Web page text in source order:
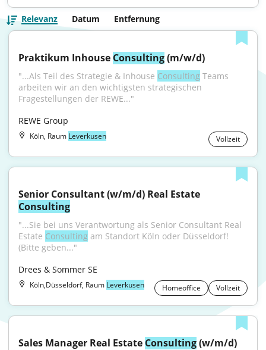
Relevanz Datum Entfernung
Praktikum Inhouse Consulting (m/w/d)
"...Als Teil des Strategie & Inhouse Consulting Teams
arbeiten wir an den wichtigsten strategischen
Fragestellungen der REWE..."
REWE Group
Köln, Raum Leverkusen Vollzeit
Consulting
"...Sie bei uns Verantwortung als Senior Consultant Real
Estate Consulting am Standort Köln oder Düsseldorf!
(Bitte geben..."
Drees & Sommer SE
Köln,Düsseldorf, Raum Leverkusen Homeoffice Vollzeit
Sales Manager Real Estate Consulting (w/m/d)